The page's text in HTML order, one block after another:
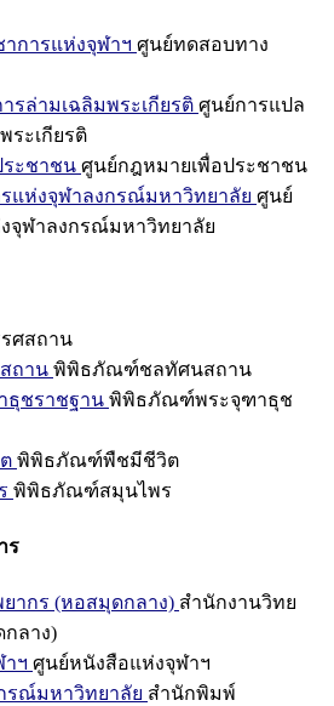
การแห่งจุฬาฯ ศูนย์ทดสอบทาง
รล่ามเฉลิมพระเกียรติ ศูนย์การแปล
ระเกียรติ
ระชาชน ศูนย์กฎหมายเพื่อประชาชน
แห่งจุฬาลงกรณ์มหาวิทยาลัย ศูนย์
จุฬาลงกรณ์มหาวิทยาลัย
ศสถาน
ถาน พิพิธภัณฑ์ชลทัศนสถาน
ชราชฐาน พิพิธภัณฑ์พระจุฑาธุช
พิพิธภัณฑ์พืชมีชีวิต
พิพิธภัณฑ์สมุนไพร
ร
ากร (หอสมุดกลาง) สำนักงานวิทย
ลาง)
ฯ ศูนย์หนังสือแห่งจุฬาฯ
รณ์มหาวิทยาลัย สำนักพิมพ์